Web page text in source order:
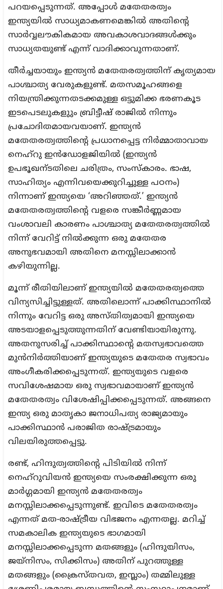
പറയപ്പെടുന്നത്. അപ്പോള്‍ മതേതരത്വം
ഇന്ത്യയില്‍ സാധ്യമാകണമെങ്കില്‍ അതിന്റെ
സാര്‍വ്വലൗകികമായ അവകാശവാദങ്ങള്‍ക്കും
സാധ്യതയുണ്ട് എന്ന് വാദിക്കാവുന്നതാണ്.
തീര്‍ച്ചയായും ഇന്ത്യന്‍ മതേതരത്വത്തിന് കൃത്യമായ
പാശ്ചാത്യ വേരുകളുണ്ട്. മതസമൂഹങ്ങളെ
നിയന്ത്രിക്കുന്നതടക്കമുള്ള ഒട്ടുമിക്ക ഭരണകൂട
ഇടപെടലുകളുും ബ്രിട്ടീഷ് രാജില്‍ നിന്നും
പ്രചോദിതമായവയാണ്. ഇന്ത്യന്‍
മതേതരത്വത്തിന്റെ പ്രധാനപ്പെട്ട നിര്‍മ്മാതാവായ
നെഹ്റു ഇന്‍ഡോളജിയില്‍ (ഇന്ത്യന്‍
ഉപഭൂഖന്ടതിലെ ചരിത്രം, സംസ്‌കാരം. ഭാഷ,
സാഹിത്യം എന്നിവയെക്കുറിച്ചുള്ള പഠനം)
നിന്നാണ് ഇന്ത്യയെ ‘അറിഞ്ഞത്.’ ഇന്ത്യന്‍
മതേതരത്വത്തിന്റെ വളരെ സങ്കീര്‍ണ്ണമായ
വംശാവലി കാരണം പാശ്ചാത്യ മതേതരത്വത്തില്‍
നിന്ന് വേറിട്ട് നില്‍ക്കുന്ന ഒരു മതേതര
അനുഭവമായി അതിനെ മനസ്സിലാക്കാന്‍
കഴിയുന്നില്ല.
മൂന്ന് രീതിയിലാണ് ഇന്ത്യയില്‍ മതേതരത്വത്തെ
വിന്യസിച്ചിട്ടുള്ളത്. അതിലൊന്ന് പാക്കിസ്ഥാനില്‍
നിന്നും വേറിട്ട ഒരു അസ്തിത്വമായി ഇന്ത്യയെ
അടയാളപ്പെടുത്തുന്നതിന് വേണ്ടിയായിരുന്നു.
അതനുസരിച്ച് പാക്കിസ്ഥാന്റെ മതസ്വഭാവത്തെ
മുന്‍നിര്‍ത്തിയാണ് ഇന്ത്യയുടെ മതേതര സ്വഭാവം
അംഗീകരിക്കപ്പെടുന്നത്. ഇന്ത്യയുടെ വളരെ
സവിശേഷമായ ഒരു സ്വഭാവമായാണ് ഇന്ത്യന്‍
മതേതരത്വം വിശേഷിപ്പിക്കപ്പെടുന്നത്. അങ്ങനെ
ഇന്ത്യ ഒരു മാതൃകാ ജനാധിപത്യ രാജ്യമായും
പാക്കിസ്ഥാന്‍ പരാജിത രാഷ്ട്രമായും
വിലയിരുത്തപ്പെട്ടു.
രണ്ട്, ഹിന്ദുത്വത്തിന്റെ പിടിയില്‍ നിന്ന്
നെഹ്റുവിയന്‍ ഇന്ത്യയെ സംരക്ഷിക്കുന്ന ഒരു
മാര്‍ഗ്ഗമായി ഇന്ത്യന്‍ മതേതരത്വം
മനസ്സിലാക്കപ്പെടുന്നുണ്ട്. ഇവിടെ മതേതരത്വം
എന്നത് മത-രാഷ്ട്രീയ വിഭജനം എന്നതല്ല. മറിച്ച്
സമകാലിക ഇന്ത്യയുടെ ഭാഗമായി
മനസ്സിലാക്കപ്പെടുന്ന മതങ്ങളും (ഹിന്ദുയിസം,
ജയ്നിസം, സിക്കിസം) അതിന് പുറത്തുള്ള
മതങ്ങളും (ക്രൈസ്തവത, ഇസ്ലാം) തമ്മിലുള്ള